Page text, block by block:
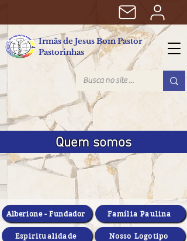
Irmãs de Jesus Bom Pastor
Pastorinhas
Quem somos
Alberione - Fundador Família Paulina
Espiritualidade Nosso Logotipo